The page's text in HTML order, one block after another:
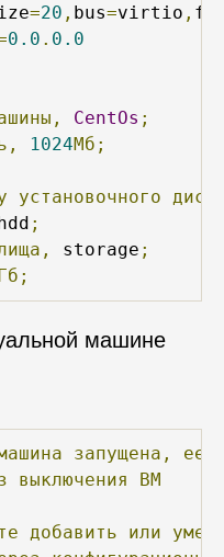
=20 , bus=virtio ,
0.0 . 0.0
CentOs ;
1024Мб;
установочного
;
storage ;
машине
запущена, ее
выключения ВМ
добавить или